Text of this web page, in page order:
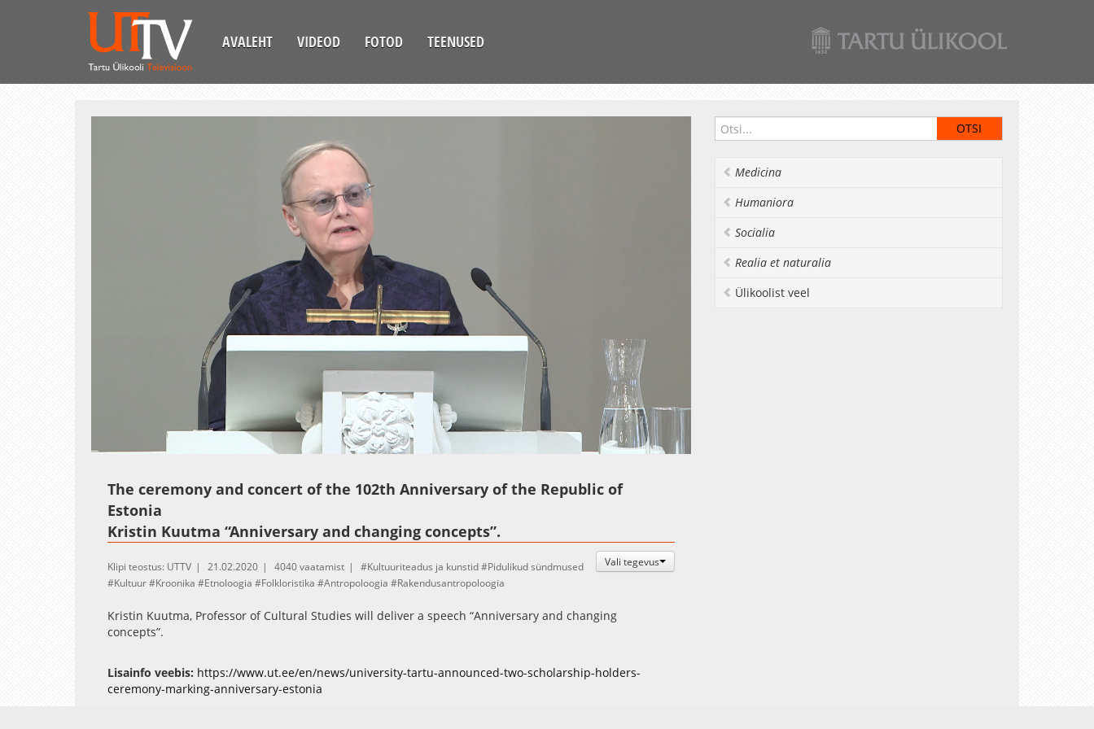
AVALEHT VIDEOD FOTOD TEENUSED
Unmute Esituskiirused
Auto
The ceremony and concert of the 102th Anniversary of the Republic of
Estonia
Kristin Kuutma “Anniversary and changing concepts”.
Vali tegevus
Klipi teostus: UTTV 21.02.2020 4040 vaatamist Kultuuriteadus ja kunstid
Pidulikud sündmused
Kultuur
Kroonika Etnoloogia Folkloristika Antropoloogia Rakendusantropoloogia
Kristin Kuutma, Professor of Cultural Studies will deliver a speech “Anniversary and changing
concepts”.
Lisainfo veebis: https://www.ut.ee/en/news/university-tartu-announced-two-scholarship-holders-
ceremony-marking-anniversary-estonia
Medicina
Humaniora
Socialia
Realia et naturalia
Ülikoolist veel